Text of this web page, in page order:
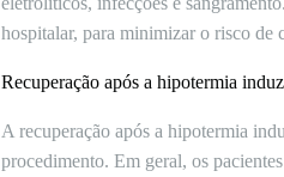
hospitalar, para minimizar o risco de
Recuperação após a hipotermia
A recuperação após a hipotermia
procedimento. Em geral, os